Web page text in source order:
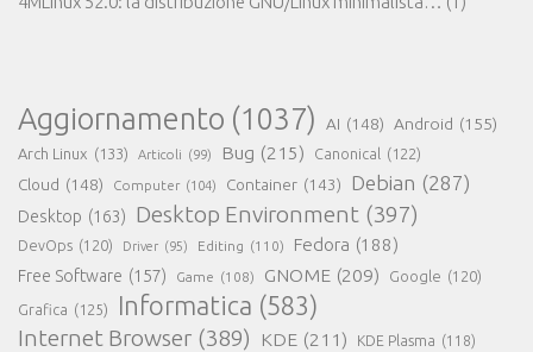
Aggiornamento (1037) AI (148) Android (155)
Arch Linux (133) Articoli (99) Bug (215) Canonical (122)
Cloud (148) Computer (104) Container (143) Debian (287)
Desktop (163) Desktop Environment (397)
DevOps (120) Driver (95) Editing (110) Fedora (188)
Free Software (157) Game (108) GNOME (209) Google (120)
Grafica (125) Informatica (583)
Internet Browser (389) KDE (211) KDE Plasma (118)